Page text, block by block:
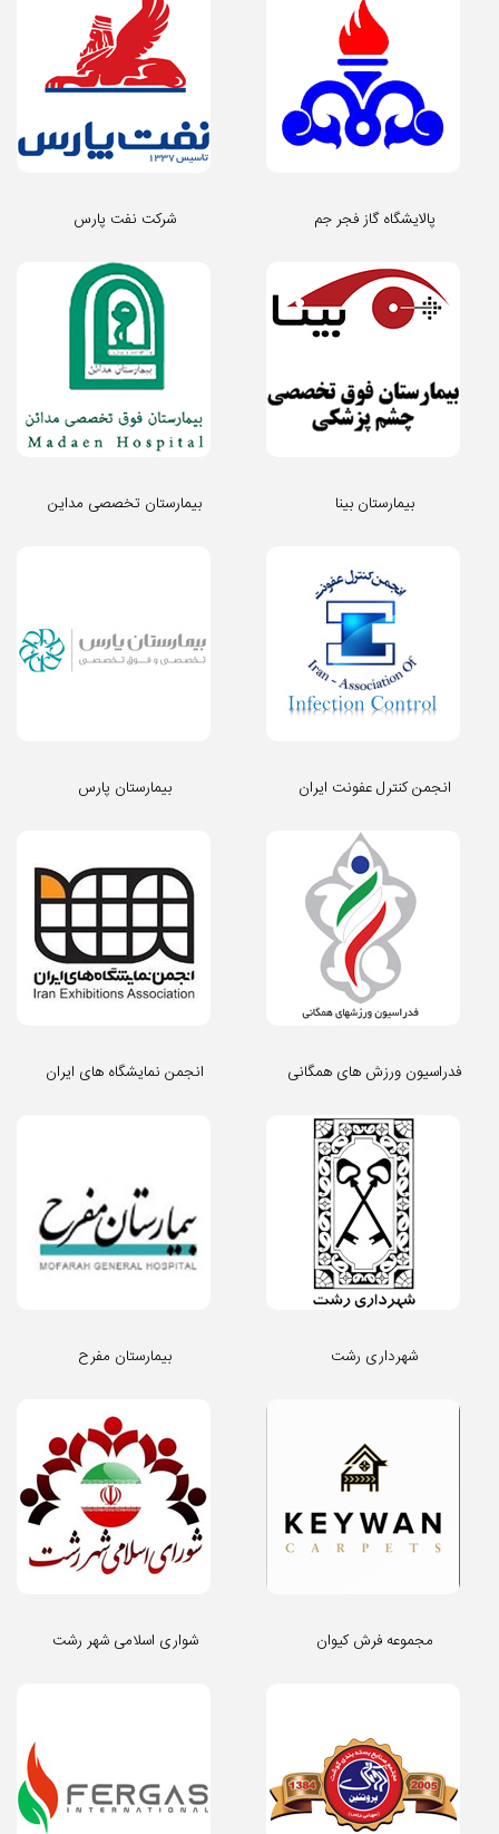
شرکت نفت پارس پالایشگاه گاز فجر جم
بیمارستان تخصصی مداین بیمارستان بینا
بیمارستان پارس انجمن کنترل عفونت ایران
انجمن نمایشگاه های ایران فدراسیون ورزش های همگانی
بیمارستان مفرح شهرداری رشت
شواری اسلامی شهر رشت مجموعه فرش کیوان